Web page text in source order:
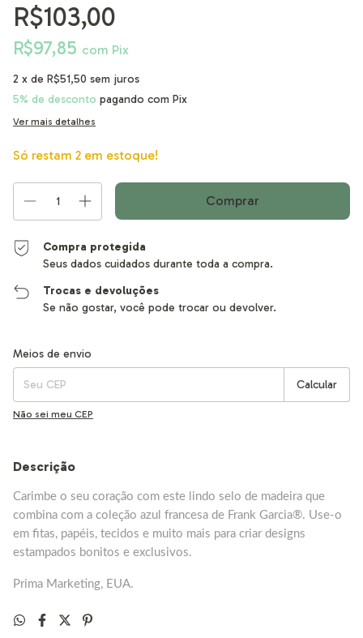
R$103,00
R$97,85 com Pix
2 x de R$51,50 sem juros
5% de desconto pagando com Pix
Ver mais detalhes
Só restam 2 em estoque!
Compra protegida
Seus dados cuidados durante toda a compra.
Trocas e devoluções
Se não gostar, você pode trocar ou devolver.
Entregas para o CEP:
Meios de envio
Calcular
Não sei meu CEP
Descrição
Carimbe o seu coração com este lindo selo de madeira que
combina com a coleção azul francesa de Frank Garcia®. Use-o
em fitas, papéis, tecidos e muito mais para criar designs
estampados bonitos e exclusivos.
Prima Marketing, EUA.